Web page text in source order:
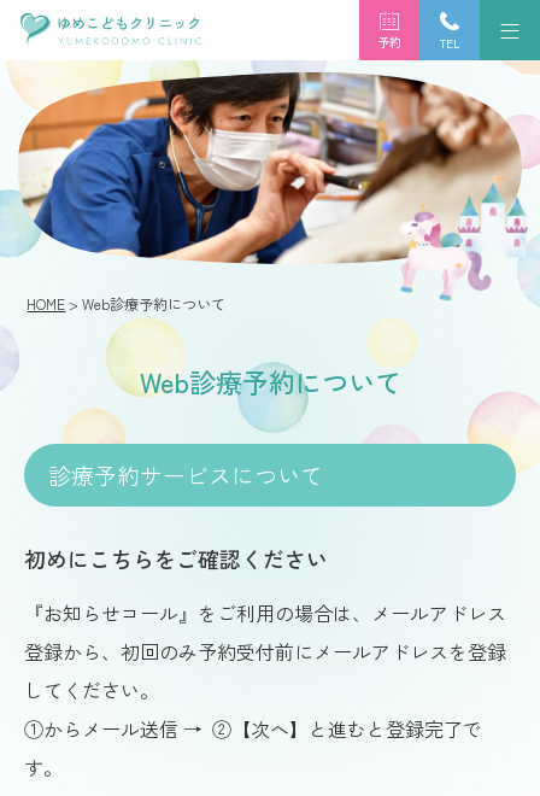
TEL
予約
HOME > Web診療予約について
Web診療予約について
診療予約サービスについて
初めにこちらをご確認ください
『お知らせコール』をご利用の場合は、メールアドレス
登録から、初回のみ予約受付前にメールアドレスを登録
してください。
①からメール送信 → ②【次へ】と進むと登録完了で
す。